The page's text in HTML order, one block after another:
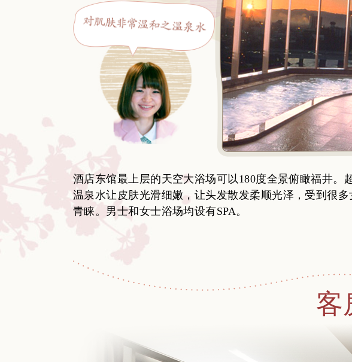
酒店东馆最上层的天空大浴场可以180度全景俯瞰福井。
温泉水让皮肤光滑细嫩，让头发散发柔顺光泽，受到很多
青睐。男士和女士浴场均设有SPA。
客